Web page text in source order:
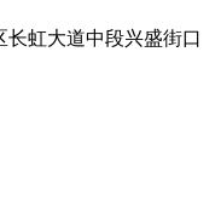
长虹大道中段兴盛街口